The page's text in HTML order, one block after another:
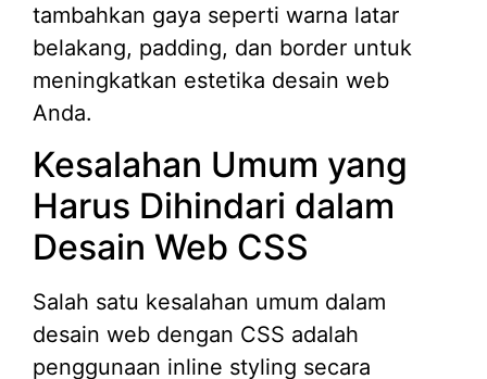
tambahkan gaya seperti warna latar
belakang, padding, dan border untuk
meningkatkan estetika desain web
Anda.
Kesalahan Umum yang
Harus Dihindari dalam
Desain Web CSS
Salah satu kesalahan umum dalam
desain web dengan CSS adalah
penggunaan inline styling secara